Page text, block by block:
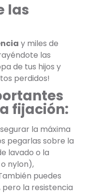
las
y miles de
las
de tus hijos y
perdidos!
fijación:
la máxima
pegarlas sobre la
lavado o la
nylon),
puedes
la resistencia